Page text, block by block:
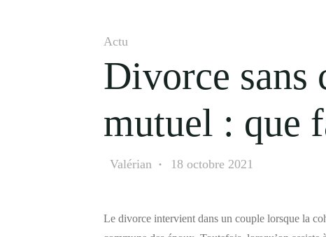
Actu
Divorce sans
mutuel : que
Valérian 18 octobre 2021
Le divorce intervient dans un couple lorsque la